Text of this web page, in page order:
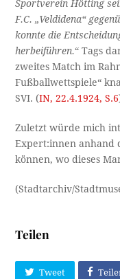
Sportverein Hötting
F.C. „Veldidena“
konnte die
herbeiführen.“ Tags
zweites Match im
Fußballwettspiele“
SVI. (IN, 22.4.1924, S.6
Zuletzt würde mich
Expert:innen anhand
können, wo dieses
(Stadtarchiv/
Teilen
Tweet